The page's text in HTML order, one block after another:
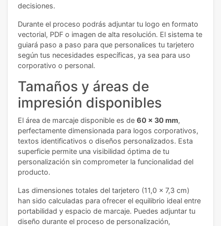
decisiones.
Durante el proceso podrás adjuntar tu logo en formato
vectorial, PDF o imagen de alta resolución. El sistema te
guiará paso a paso para que personalices tu tarjetero
según tus necesidades específicas, ya sea para uso
corporativo o personal.
Tamaños y áreas de
impresión disponibles
El área de marcaje disponible es de 60 x 30 mm,
perfectamente dimensionada para logos corporativos,
textos identificativos o diseños personalizados. Esta
superficie permite una visibilidad óptima de tu
personalización sin comprometer la funcionalidad del
producto.
Las dimensiones totales del tarjetero (11,0 x 7,3 cm)
han sido calculadas para ofrecer el equilibrio ideal entre
portabilidad y espacio de marcaje. Puedes adjuntar tu
diseño durante el proceso de personalización,